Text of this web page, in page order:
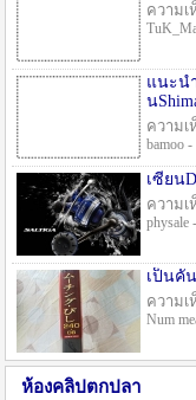
ความเ
แนะน
น
ความเ
bamoo -
เซียน
ความเ
physale -
เป็นคั
ความเ
Num
ห้องคลิปตกปลา